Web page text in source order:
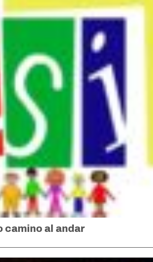
camino al andar